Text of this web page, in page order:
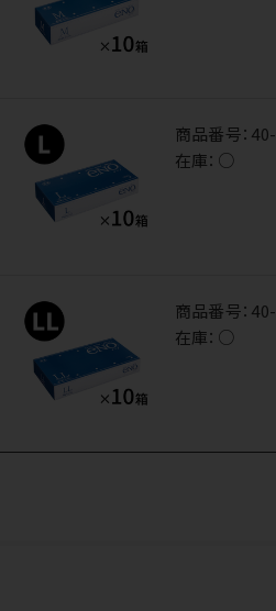
商品番号：
在庫： ○
商品番号：
在庫： ○